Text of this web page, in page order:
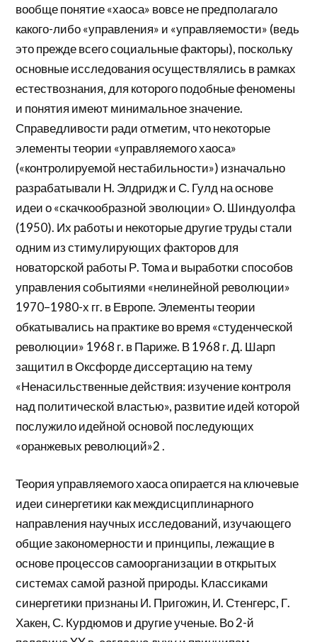
вообще понятие «хаоса» вовсе не предполагало
какого-либо «управления» и «управляемости» (ведь
это прежде всего социальные факторы), поскольку
основные исследования осуществлялись в рамках
естествознания, для которого подобные феномены
и понятия имеют минимальное значение.
Справедливости ради отметим, что некоторые
элементы теории «управляемого хаоса»
(«контролируемой нестабильности») изначально
разрабатывали Н. Элдридж и С. Гулд на основе
идеи о «скачкообразной эволюции» О. Шиндуолфа
(1950). Их работы и некоторые другие труды стали
одним из стимулирующих факторов для
новаторской работы Р. Тома и выработки способов
управления событиями «нелинейной революции»
1970–1980-х гг. в Европе. Элементы теории
обкатывались на практике во время «студенческой
революции» 1968 г. в Париже. В 1968 г. Д. Шарп
защитил в Оксфорде диссертацию на тему
«Ненасильственные действия: изучение контроля
над политической властью», развитие идей которой
послужило идейной основой последующих
«оранжевых революций»2 .
Теория управляемого хаоса опирается на ключевые
идеи синергетики как междисциплинарного
направления научных исследований, изучающего
общие закономерности и принципы, лежащие в
основе процессов самоорганизации в открытых
системах самой разной природы. Классиками
синергетики признаны И. Пригожин, И. Стенгерс, Г.
Хакен, С. Курдюмов и другие ученые. Во 2-й